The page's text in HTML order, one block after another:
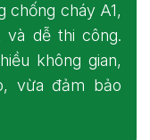
chống cháy A1,
và dễ thi công.
không gian,
vừa đảm bảo